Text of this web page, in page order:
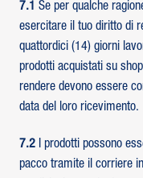
7.1 Se per qualche
esercitare il tuo diritto di
quattordici (14) giorni
prodotti acquistati su
rendere devono essere
data del loro ricevimento.
7.2 I prodotti possono
pacco tramite il corriere